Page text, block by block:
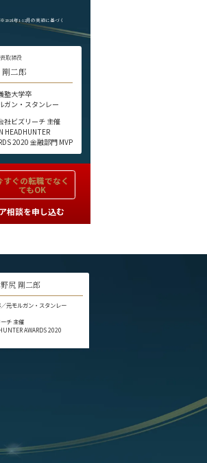
※2024年1-12月の実績に基づく
取締役
剛二郎
塾大学卒
ガン・スタンレー
社ビズリーチ 主催
HEADHUNTER
2020 金融部門 MVP
すぐの転職でなく
てもOK
相談を申し込む
野尻 剛二郎
元モルガン・スタンレー
チ 主催
AWARDS 2020